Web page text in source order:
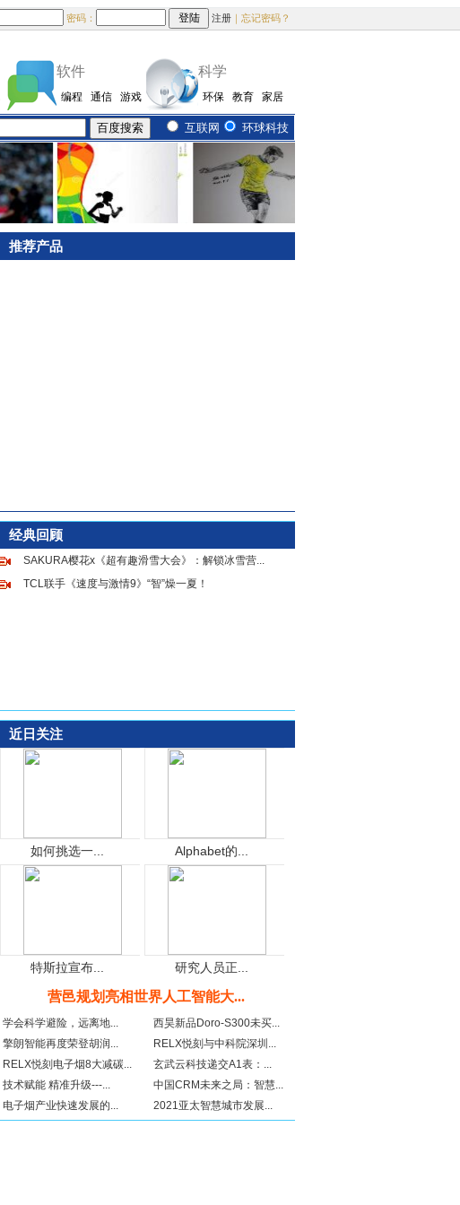
密码： 注册 ｜忘记密码？
软件
编程 通信 游戏
科学
环保 教育 家居
互联网 环球科技
推荐产品
经典回顾
SAKURA樱花x《超有趣滑雪大会》：解锁冰雪营...
TCL联手《速度与激情9》“智”燥一夏！
近日关注
如何挑选一... Alphabet的...
特斯拉宣布... 研究人员正...
营邑规划亮相世界人工智能大...
学会科学避险，远离地...
西昊新品Doro-S300未买...
擎朗智能再度荣登胡润...
RELX悦刻与中科院深圳...
RELX悦刻电子烟8大减碳...
玄武云科技递交A1表：...
技术赋能 精准升级---...
中国CRM未来之局：智慧...
电子烟产业快速发展的...
2021亚太智慧城市发展...